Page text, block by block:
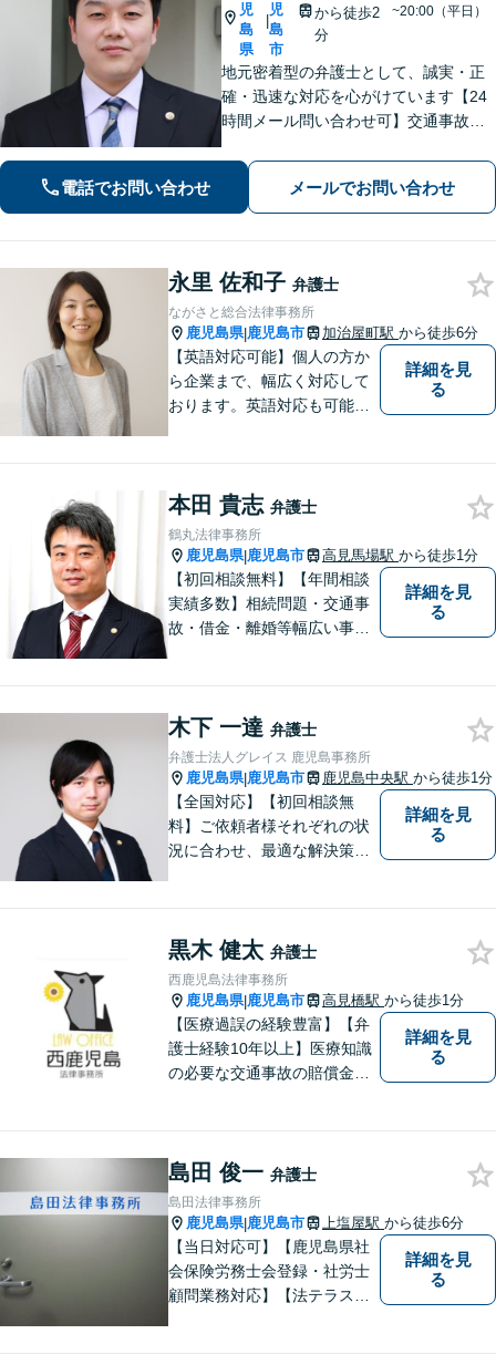
児
島
県
|
児
島
市
から徒歩2
分
~20:00（平日）
地元密着型の弁護士として、誠実・正
確・迅速な対応を心がけています【24
時間メール問い合わせ可】交通事故／
幅広く対応。新しい人生のスタートを
切るお手伝いをします【市電水族館口
駅2分】【完全個室】
電話でお問い合わせ メールでお問い合わせ
永里 佐和子 弁護士
ながさと総合法律事務所
鹿児島県|鹿児島市 加治屋町駅 から徒歩6分
【英語対応可能】個人の方か
ら企業まで、幅広く対応して
おります。英語対応も可能で
詳細を見
る
本田 貴志 弁護士
鶴丸法律事務所
鹿児島県|鹿児島市 高見馬場駅 から徒歩1分
【初回相談無料】【年間相談
実績多数】相続問題・交通事
故・借金・離婚等幅広い事件
す。困ったらすぐにご相談く
ださい。
詳細を見
る
木下 一達 弁護士
弁護士法人グレイス 鹿児島事務所
鹿児島県|鹿児島市 鹿児島中央駅 から徒歩1分
【全国対応】【初回相談無
料】ご依頼者様それぞれの状
況に合わせ、最適な解決策を
き合い、解決までしっかりサ
ポートします。【電話・WEB
相談も対応可能】
詳細を見
る
黒木 健太 弁護士
西鹿児島法律事務所
鹿児島県|鹿児島市 高見橋駅 から徒歩1分
【医療過誤の経験豊富】【弁
護士経験10年以上】医療知識
の必要な交通事故の賠償金請
さい。依頼者様との信頼関係
を大切に解決へ向けて尽力い
たします。【休日・夜間対応
可】
詳細を見
る
島田 俊一 弁護士
島田法律事務所
鹿児島県|鹿児島市 上塩屋駅 から徒歩6分
【当日対応可】【鹿児島県社
会保険労務士会登録・社労士
顧問業務対応】【法テラス対
詳細を見
る